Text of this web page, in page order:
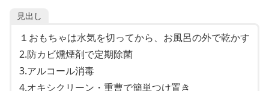
見出し
１おもちゃは水気を切ってから、お風呂の外で乾かす
2.防カビ燻煙剤で定期除菌
3.アルコール消毒
4.オキシクリーン・重曹で簡単つけ置き